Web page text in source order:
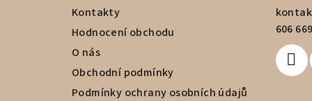
Kontakty
Hodnocení obchodu
O nás
Obchodní podmínky
Podmínky ochrany osobních údajů
606